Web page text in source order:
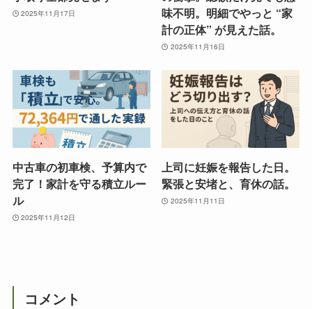
2025年11月17日
味不明。明細でやっと “家
計の正体” が見えた話。
2025年11月16日
中古車の初車検、予算内で
完了！家計を守る積立ルー
ル
2025年11月12日
上司に妊娠を報告した日。
緊張と安堵と、育休の話。
2025年11月11日
コメント